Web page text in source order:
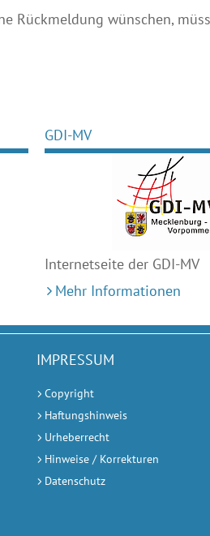
Rückmeldung wünschen,
GDI-MV
Internetseite der GDI-MV
Mehr Informationen
IMPRESSUM
Copyright
Haftungshinweis
Urheberrecht
Hinweise / Korrekturen
Datenschutz